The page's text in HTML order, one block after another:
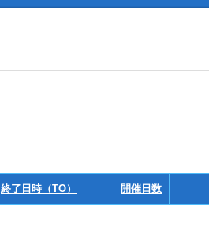
終了日時（TO） 開催日数